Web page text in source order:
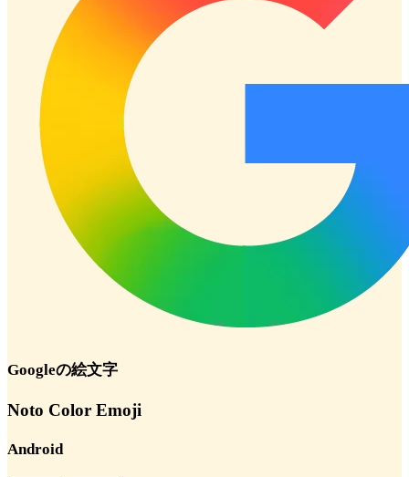
Googleの絵文字
Noto Color Emoji
Android